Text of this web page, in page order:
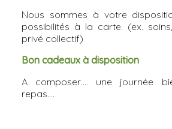
Nous sommes à votre
possibilités à la carte. (ex.
privé collectif)
Bon cadeaux à disposition
A composer…. une journée
repas....